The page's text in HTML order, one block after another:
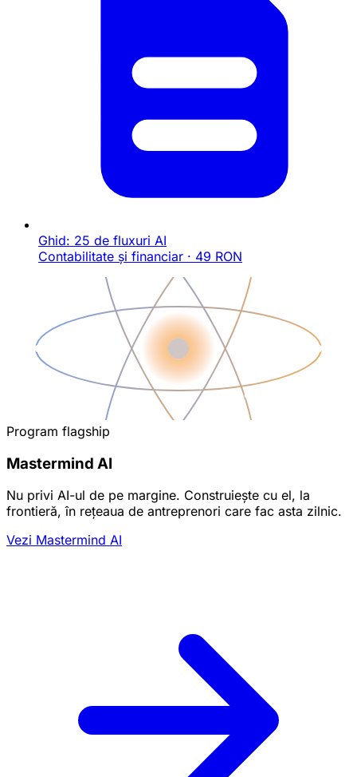
Ghid: 25 de fluxuri AI
Contabilitate și financiar · 49 RON
Program flagship
Mastermind AI
Nu privi AI-ul de pe margine. Construiește cu el, la
frontieră, în rețeaua de antreprenori care fac asta zilnic.
Vezi Mastermind AI